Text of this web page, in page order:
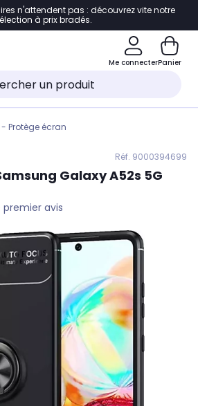
à la navigation
au pied de page
au chatbot
n'attendent pas : découvrez vite notre
à prix bradés.
Me connecterPanier
Protège écran
Réf. 9000394699
Galaxy A52s 5G
premier avis